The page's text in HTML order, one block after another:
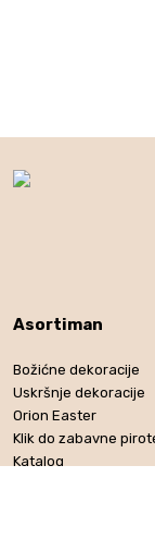
Asortiman
Božićne dekoracije
Uskršnje dekoracije
Orion Easter
Klik do zabavne
Katalog